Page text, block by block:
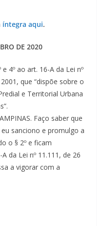
íntegra aqui.
DE 2020
4º ao art. 16-A da Lei nº
que “dispõe sobre o
e Territorial Urbana
Faço saber que
sanciono e promulgo a
o § 2º e ficam
da Lei nº 11.111, de 26
a vigorar com a